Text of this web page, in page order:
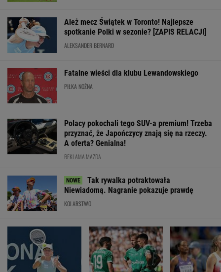
Ależ mecz Świątek w Toronto! Najlepsze
spotkanie Polki w sezonie? [ZAPIS RELACJI]
ALEKSANDER BERNARD
Fatalne wieści dla klubu Lewandowskiego
PIŁKA NOŻNA
Polacy pokochali tego SUV-a premium! Trzeba
przyznać, że Japończycy znają się na rzeczy.
A oferta? Genialna!
REKLAMA MAZDA
Tak rywalka potraktowała
Niewiadomą. Nagranie pokazuje prawdę
KOLARSTWO